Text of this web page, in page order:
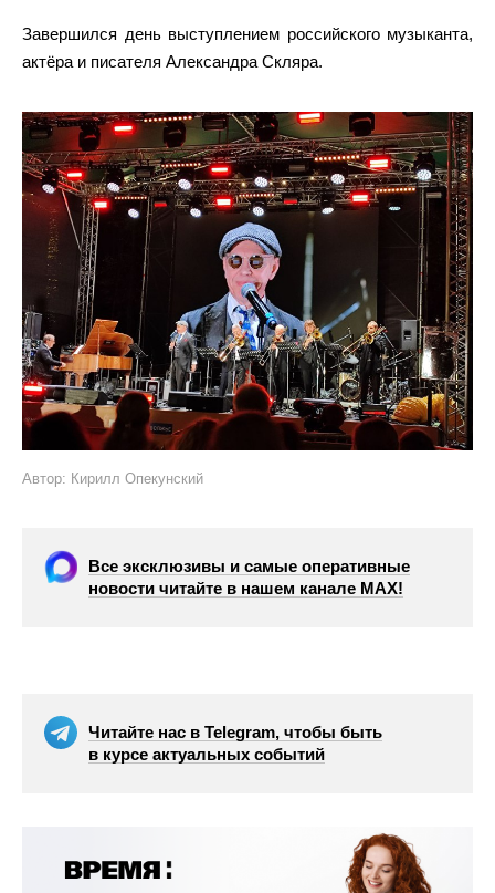
Завершился день выступлением российского музыканта,
актёра и писателя Александра Скляра.
Автор: Кирилл Опекунский
Все эксклюзивы и самые оперативные
новости читайте в нашем канале МАХ!
Читайте нас в Telegram, чтобы быть
в курсе актуальных событий